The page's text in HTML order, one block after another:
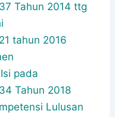
Tahun 2014 ttg
tahun 2016
pada
Tahun 2018
Lulusan